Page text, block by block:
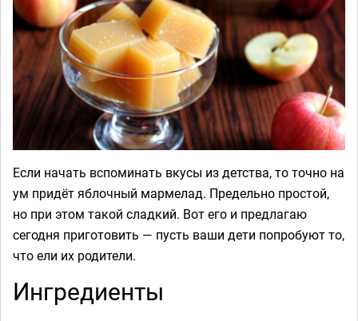
Если начать вспоминать вкусы из детства, то точно на
ум придёт яблочный мармелад. Предельно простой,
но при этом такой сладкий. Вот его и предлагаю
сегодня приготовить — пусть ваши дети попробуют то,
что ели их родители.
Ингредиенты